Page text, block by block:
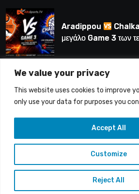
We value your privacy
This website uses cookies to improve
only use your data for purposes you
Customize
Reject All
Accept All
Aradippou
μεγάλο Game 3 των
LIVE | Ύδρα
Άτλαντας Πάφου
Copyright © 2015-26 Alfasports
UnitrustMedia | Contacts: